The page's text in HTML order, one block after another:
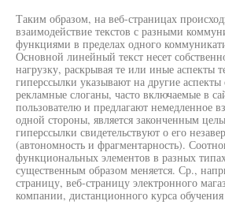
Таким образом, на веб-страницах
взаимодействие текстов с разными
функциями в пределах одного
Основной линейный текст несет
нагрузку, раскрывая те или иные аспекты
гиперссылки указывают на другие
рекламные слоганы, часто включаемые в
пользователю и предлагают немедленное
одной стороны, является законченным
гиперссылки свидетельствуют о его
(автономность и фрагментарность).
функциональных элементов в разных
существенным образом меняется. Ср.,
страницу, веб-страницу электронного
компании, дистанционного курса